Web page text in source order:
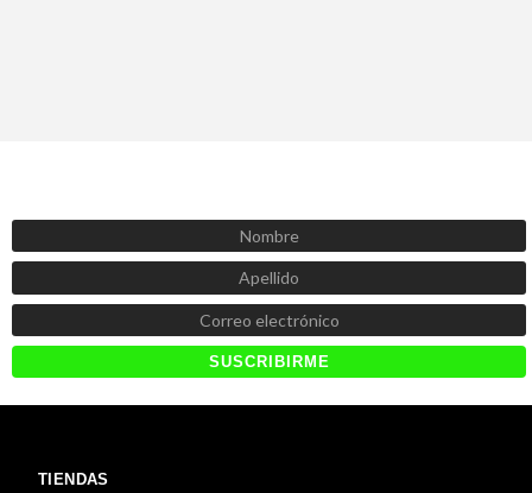
TIENDAS